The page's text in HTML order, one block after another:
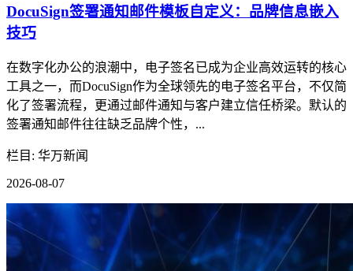
DocuSign签署通知邮件模板自定义：品牌信息嵌入
技巧
在数字化办公的浪潮中，电子签名已成为企业高效运转的核心
工具之一，而DocuSign作为全球领先的电子签名平台，不仅简
化了签署流程，更通过邮件通知与客户建立信任桥梁。默认的
签署通知邮件往往缺乏品牌个性，...
栏目: 华万新闻
2026-08-07